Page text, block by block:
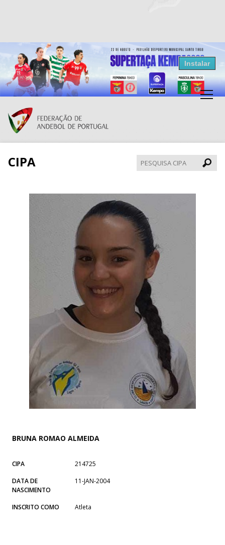
Resultados Andebol
Federação de Andebol de Portugal
Grátis - Disponivel na Play Store
Instalar
CIPA
CIPA
BRUNA ROMAO ALMEIDA
CIPA
214725
DATA DE
NASCIMENTO
11-JAN-2004
INSCRITO COMO Atleta